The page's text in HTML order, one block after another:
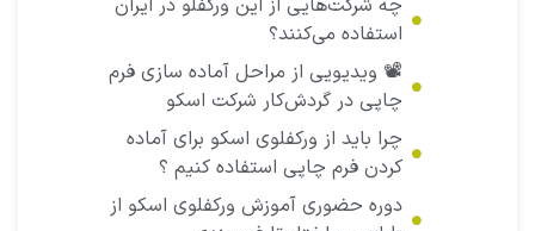
چه شرکت‌هایی از این ورکفلو در ایران
استفاده می‌کنند؟
📽️ ویدیویی از مراحل آماده سازی فرم
چاپی در گردش‌کار شرکت اسکو
چرا باید از ورکفلوی اسکو برای آماده
کردن فرم چاپی استفاده کنیم ؟
دوره حضوری آموزش ورکفلوی اسکو از